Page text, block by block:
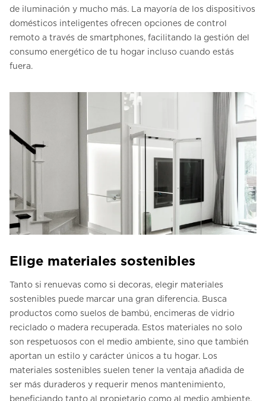
de iluminación y mucho más. La mayoría de los dispositivos
domésticos inteligentes ofrecen opciones de control
remoto a través de smartphones, facilitando la gestión del
consumo energético de tu hogar incluso cuando estás
fuera.
Elige materiales sostenibles
Tanto si renuevas como si decoras, elegir materiales
sostenibles puede marcar una gran diferencia. Busca
productos como suelos de bambú, encimeras de vidrio
reciclado o madera recuperada. Estos materiales no solo
son respetuosos con el medio ambiente, sino que también
aportan un estilo y carácter únicos a tu hogar. Los
materiales sostenibles suelen tener la ventaja añadida de
ser más duraderos y requerir menos mantenimiento,
beneficiando tanto al propietario como al medio ambiente.